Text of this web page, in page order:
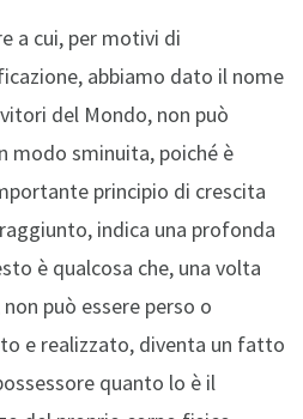
a cui, per motivi di
abbiamo dato il nome
del Mondo, non può
modo sminuita, poiché è
principio di crescita
indica una profonda
è qualcosa che, una volta
può essere perso o
e realizzato, diventa un fatto
quanto lo è il